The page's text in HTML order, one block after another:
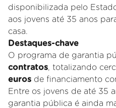
disponibilizada pelo
aos jovens até 35 anos
casa.
Destaques-chave
O programa de garantia
contratos, totalizando
euros de financiamento
Entre os jovens de até 35
garantia pública é ainda